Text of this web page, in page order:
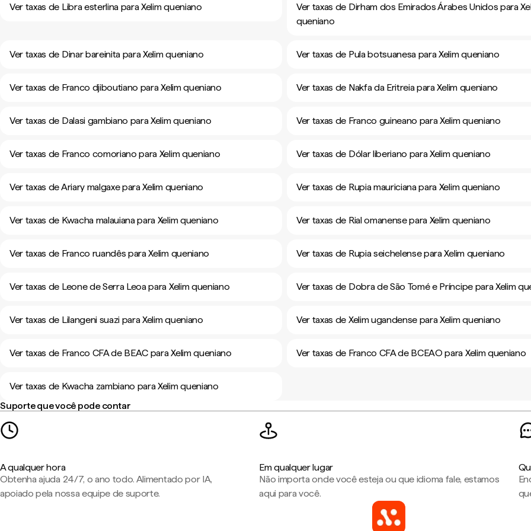
Ver taxas de Libra esterlina para Xelim queniano
Ver taxas de Dirham dos Emirados Árabes Unidos para
queniano
Ver taxas de Dinar bareinita para Xelim queniano Ver taxas de Pula botsuanesa para Xelim queniano
Ver taxas de Franco djiboutiano para Xelim queniano Ver taxas de Nakfa da Eritreia para Xelim queniano
Ver taxas de Dalasi gambiano para Xelim queniano Ver taxas de Franco guineano para Xelim queniano
Ver taxas de Franco comoriano para Xelim queniano Ver taxas de Dólar liberiano para Xelim queniano
Ver taxas de Ariary malgaxe para Xelim queniano Ver taxas de Rupia mauriciana para Xelim queniano
Ver taxas de Kwacha malauiana para Xelim queniano Ver taxas de Rial omanense para Xelim queniano
Ver taxas de Franco ruandês para Xelim queniano Ver taxas de Rupia seichelense para Xelim queniano
Ver taxas de Leone de Serra Leoa para Xelim queniano Ver taxas de Dobra de São Tomé e Príncipe para Xelim
Ver taxas de Lilangeni suazi para Xelim queniano Ver taxas de Xelim ugandense para Xelim queniano
Ver taxas de Franco CFA de BEAC para Xelim queniano Ver taxas de Franco CFA de BCEAO para Xelim queniano
Ver taxas de Kwacha zambiano para Xelim queniano
Suporte que você pode contar
A qualquer hora
Obtenha ajuda 24/7, o ano todo. Alimentado por IA,
apoiado pela nossa equipe de suporte.
Em qualquer lugar
Não importa onde você esteja ou que idioma fale, estamos
aqui para você.